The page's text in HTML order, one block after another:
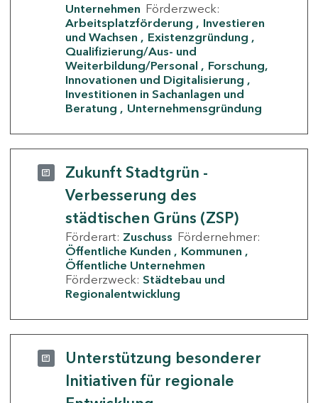
Unternehmen Förderzweck:
Arbeitsplatzförderung
Investieren
und Wachsen
Existenzgründung
Qualifizierung/Aus- und
Weiterbildung/Personal
Forschung,
Innovationen und Digitalisierung
Investitionen in Sachanlagen und
Beratung
Unternehmensgründung
Zukunft Stadtgrün -
Verbesserung des
städtischen Grüns (ZSP)
Förderart: Zuschuss Fördernehmer:
Öffentliche Kunden
Kommunen
Öffentliche Unternehmen
Förderzweck: Städtebau und
Regionalentwicklung
Unterstützung besonderer
Initiativen für regionale